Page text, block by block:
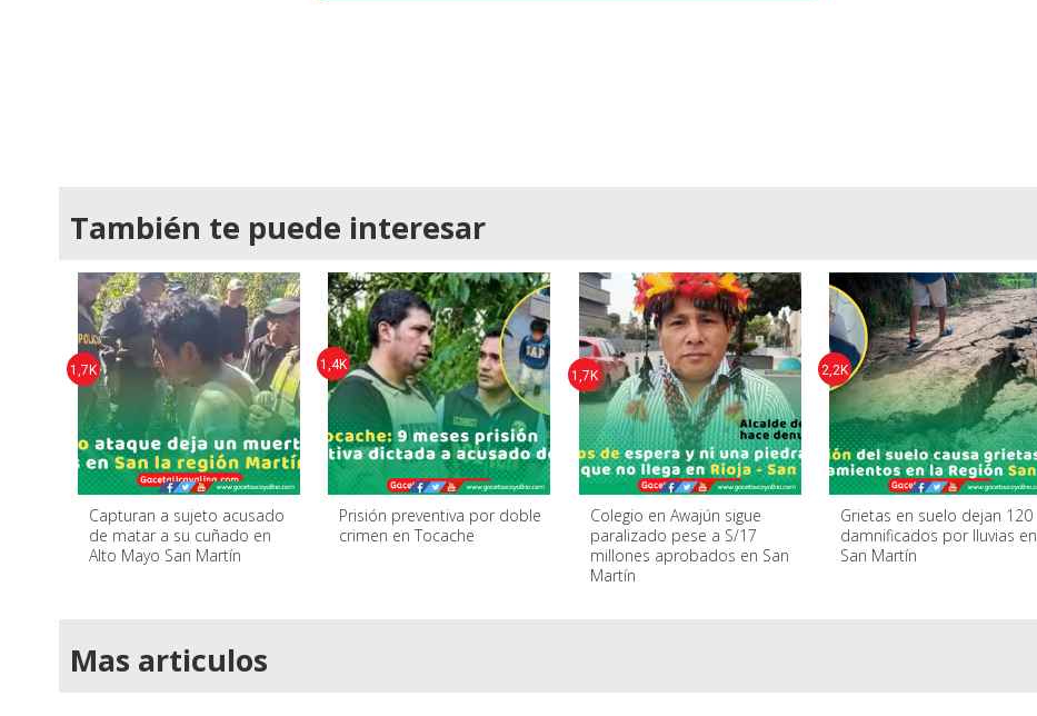
También te puede interesar
Capturan a sujeto acusado
de matar a su cuñado en
Alto Mayo San Martín
1,7K
Prisión preventiva por doble
crimen en Tocache
1,4K
Colegio en Awajún sigue
paralizado pese a S/17
millones aprobados en San
Martín
1,7K
Grietas en suelo dejan 120
damnificados por lluvias en
San Martín
2,2K
Mas articulos